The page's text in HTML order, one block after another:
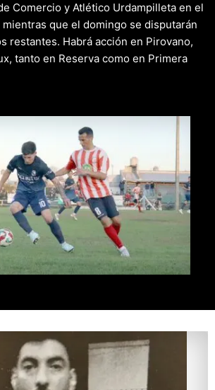
Comercio y Atlético Urdampilleta en el
que el domingo se disputarán
restantes. Habrá acción en Pirovano,
tanto en Reserva como en Primera